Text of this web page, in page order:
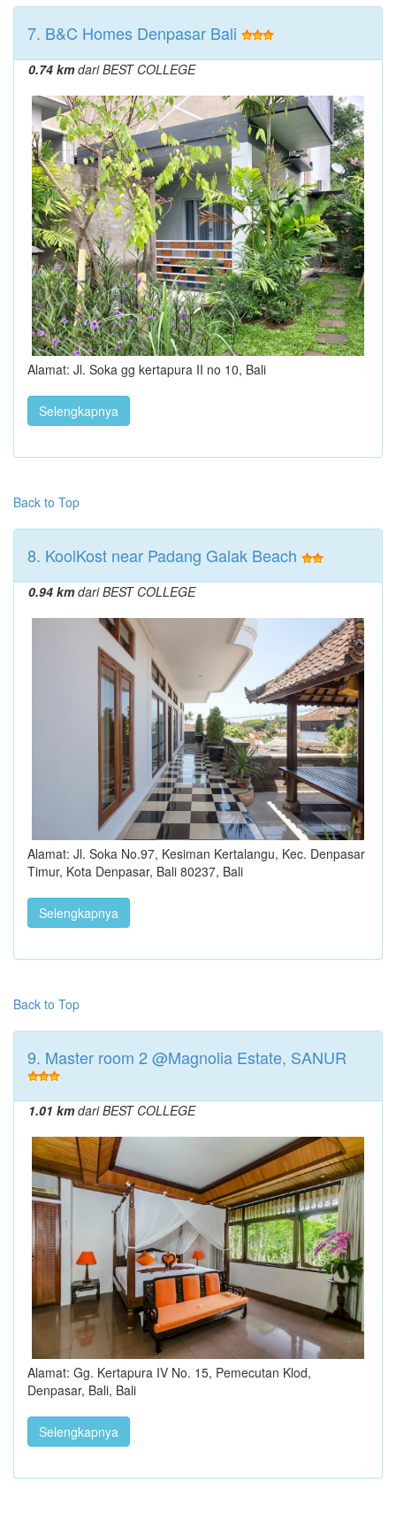
7. B&C Homes Denpasar Bali
0.74 kmdari BEST COLLEGE
Alamat: Jl. Soka gg kertapura II no 10, Bali
Selengkapnya
Back to Top
8. KoolKost near Padang Galak Beach
0.94 kmdari BEST COLLEGE
Alamat: Jl. Soka No.97, Kesiman Kertalangu, Kec. Denpasar
Timur, Kota Denpasar, Bali 80237, Bali
Selengkapnya
Back to Top
9. Master room 2 @Magnolia Estate, SANUR
1.01 kmdari BEST COLLEGE
Alamat: Gg. Kertapura IV No. 15, Pemecutan Klod,
Denpasar, Bali, Bali
Selengkapnya